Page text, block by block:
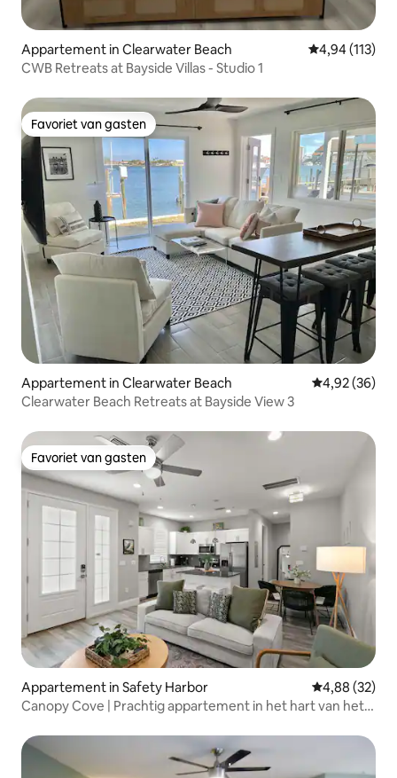
Appartement in Clearwater Beach Gemiddelde
4,94 (113)
CWB Retreats at Bayside Villas - Studio 1
Favoriet van gasten
Favoriet van gasten
Appartement in Clearwater Beach Gemiddelde
4,92 (36)
Clearwater Beach Retreats at Bayside View 3
Favoriet van gasten
Favoriet van gasten
Appartement in Safety Harbor Gemiddelde
4,88 (32)
Canopy Cove | Prachtig appartement in het hart van het